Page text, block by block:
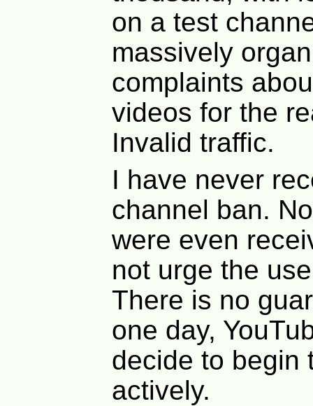
on a test
massively
complaints
videos for the
Invalid traffic.
I have never
channel ban.
were even
not urge the
There is no
one day,
decide to begin
actively.